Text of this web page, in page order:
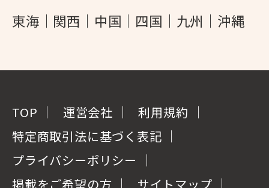
東海
関西 中国 四国 九州 沖縄
TOP 運営会社
利用規約
特定商取引法に基づく表記
プライバシーポリシー
掲載をご希望の方
サイトマップ